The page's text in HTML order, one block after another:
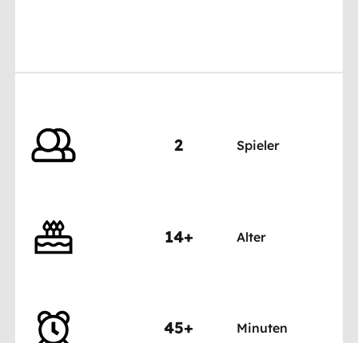
2 Spieler
14+ Alter
45+ Minuten